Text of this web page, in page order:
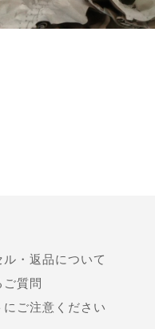
ル・返品について
ご質問
にご注意ください